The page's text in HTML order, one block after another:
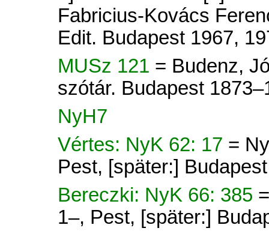
Fabricius-Kovács
Edit. Budapest 1967,
MUSz 121 = Budenz,
szótár. Budapest
NyH7
Vértes: NyK 62: 17 =
Pest, [später:]
Bereczki: NyK 66: 385
1–, Pest, [später:]